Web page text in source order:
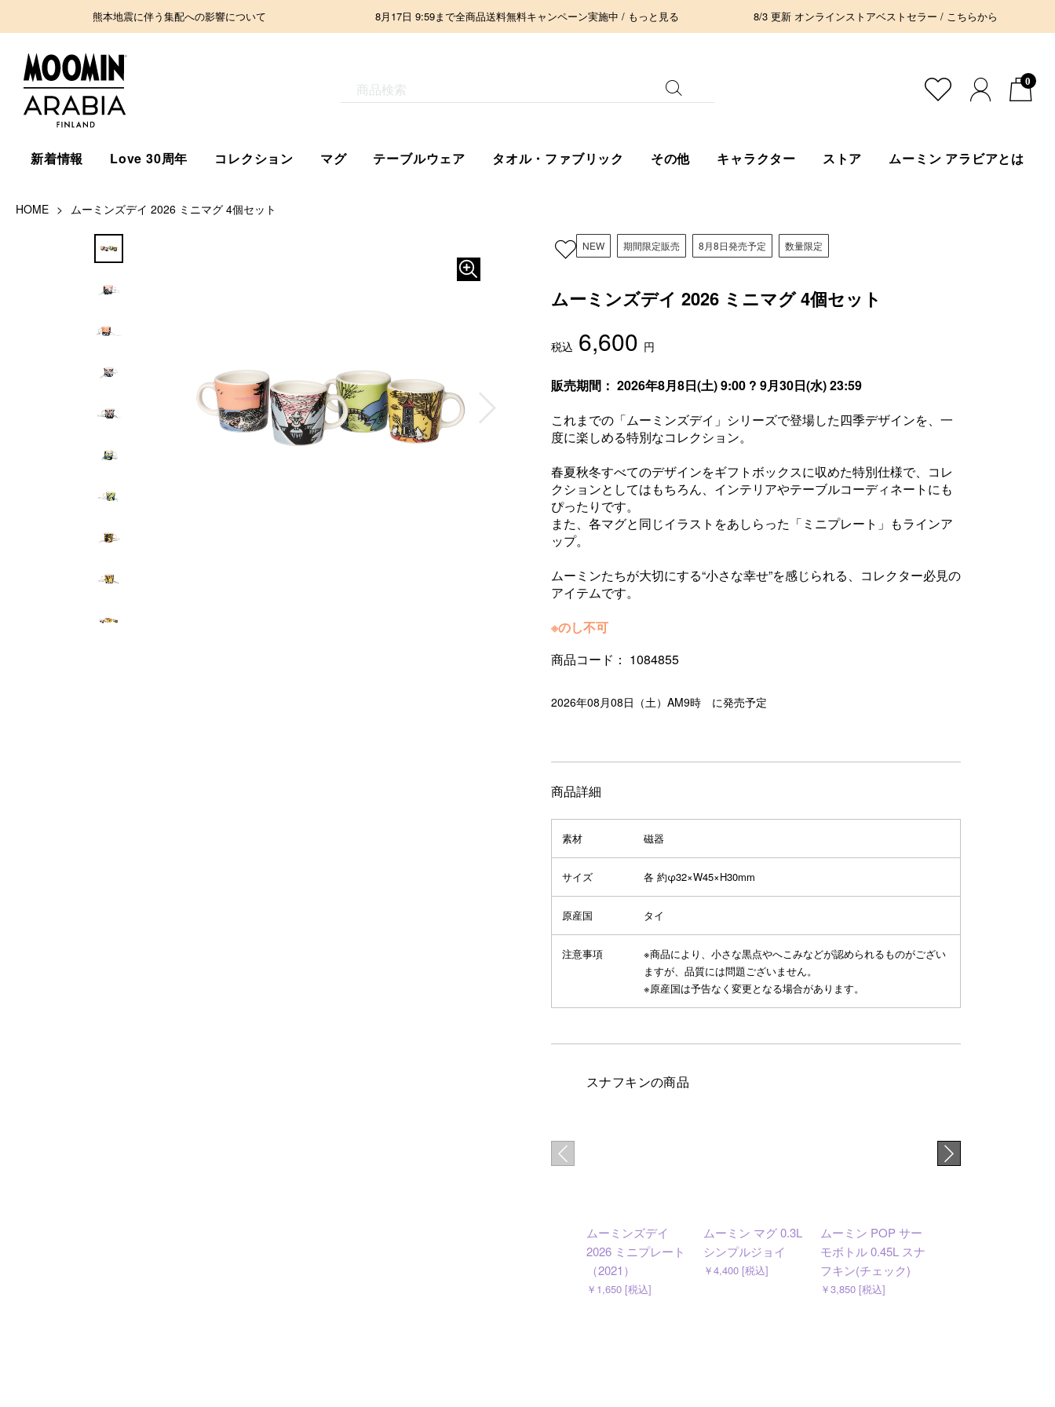
熊本地震に伴う集配への影響について 8月17日 9:59まで全商品送料無料キャンペーン実施中 / もっと見る 8/3 更新 オンラインストアベストセラー / こちらから
0
新着情報 Love 30周年 コレクション マグ テーブルウェア タオル・ファブリック その他 キャラクター ストア ムーミン アラビアとは
HOME ムーミンズデイ 2026 ミニマグ 4個セット
NEW 期間限定販売 8月8日発売予定 数量限定
ムーミンズデイ 2026 ミニマグ 4個セット
税込 6,600 円
販売期間： 2026年8月8日(土) 9:00 ? 9月30日(水) 23:59
これまでの「ムーミンズデイ」シリーズで登場した四季デザインを、一
度に楽しめる特別なコレクション。
春夏秋冬すべてのデザインをギフトボックスに収めた特別仕様で、コレ
クションとしてはもちろん、インテリアやテーブルコーディネートにも
ぴったりです。
また、各マグと同じイラストをあしらった「ミニプレート」もラインア
ップ。
ムーミンたちが大切にする“小さな幸せ”を感じられる、コレクター必見の
アイテムです。
※のし不可
商品コード： 1084855
2026年08月08日（土）AM9時 に発売予定
商品詳細
素材 磁器
サイズ 各 約φ32×W45×H30mm
原産国 タイ
注意事項
※商品により、小さな黒点やへこみなどが認められるものがござい
ますが、品質には問題ございません。
※原産国は予告なく変更となる場合があります。
スナフキンの商品
ムーミンズデイ
2026 ミニプレート
（2021）
￥1,650 [税込]
ムーミン マグ 0.3L
シンプルジョイ
￥4,400 [税込]
ムーミン POP サー
モボトル 0.45L スナ
フキン(チェック)
￥3,850 [税込]